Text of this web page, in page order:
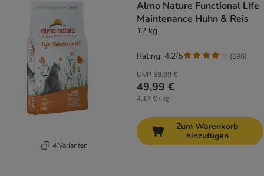
4 Varianten
Almo Nature Functional Life
Maintenance Huhn & Reis
12 kg
UVP 59,99 €
49,99 €
4,17 € / kg
Rating: 4.2/5 (596)
Zum Warenkorb
hinzufügen